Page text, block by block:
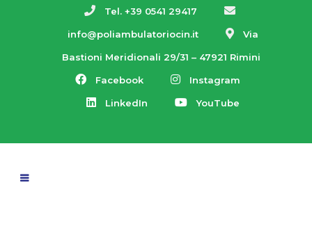
Tel. +39 0541 29417
info@poliambulatoriocin.it Via
Bastioni Meridionali 29/31 – 47921 Rimini
Facebook Instagram
LinkedIn YouTube